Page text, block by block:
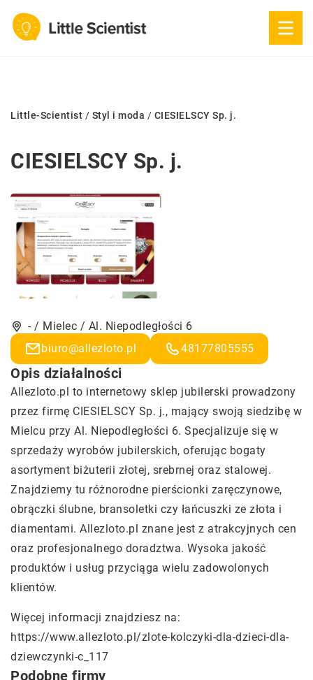
Little-Scientist / Styl i moda / CIESIELSCY Sp. j.
CIESIELSCY Sp. j.
- / Mielec / Al. Niepodległości 6
biuro@allezloto.pl
48177805555
Opis działalności
Allezloto.pl to internetowy sklep jubilerski prowadzony
przez firmę CIESIELSCY Sp. j., mający swoją siedzibę w
Mielcu przy Al. Niepodległości 6. Specjalizuje się w
sprzedaży wyrobów jubilerskich, oferując bogaty
asortyment biżuterii złotej, srebrnej oraz stalowej.
Znajdziemy tu różnorodne pierścionki zaręczynowe,
obrączki ślubne, bransoletki czy łańcuszki ze złota i
diamentami. Allezloto.pl znane jest z atrakcyjnych cen
oraz profesjonalnego doradztwa. Wysoka jakość
produktów i usług przyciąga wielu zadowolonych
klientów.
Więcej informacji znajdziesz na:
https://www.allezloto.pl/zlote-kolczyki-dla-dzieci-dla-
dziewczynki-c_117
Podobne firmy